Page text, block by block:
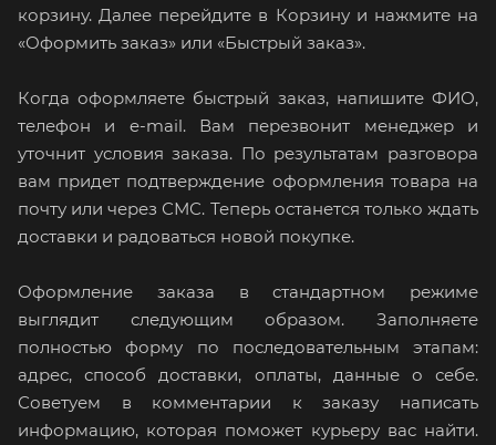
корзину. Далее перейдите в Корзину и нажмите на
«Оформить заказ» или «Быстрый заказ».
Когда оформляете быстрый заказ, напишите ФИО,
телефон и e-mail. Вам перезвонит менеджер и
уточнит условия заказа. По результатам разговора
вам придет подтверждение оформления товара на
почту или через СМС. Теперь останется только ждать
доставки и радоваться новой покупке.
Оформление заказа в стандартном режиме
выглядит следующим образом. Заполняете
полностью форму по последовательным этапам:
адрес, способ доставки, оплаты, данные о себе.
Советуем в комментарии к заказу написать
информацию, которая поможет курьеру вас найти.